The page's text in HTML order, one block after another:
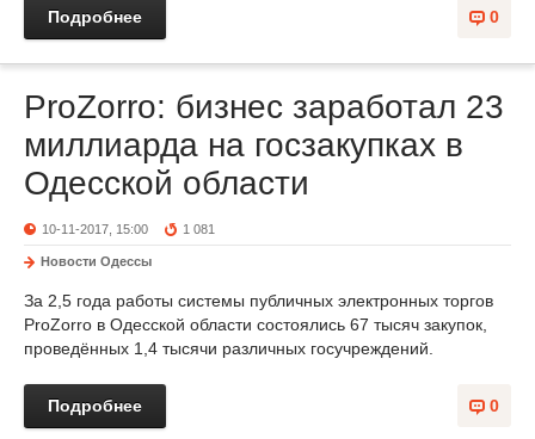
0
Подробнее
ProZorro: бизнес заработал 23
миллиарда на госзакупках в
Одесской области
10-11-2017, 15:00 1 081
Новости Одессы
За 2,5 года работы системы публичных электронных торгов
ProZorro в Одесской области состоялись 67 тысяч закупок,
проведённых 1,4 тысячи различных госучреждений.
0
Подробнее